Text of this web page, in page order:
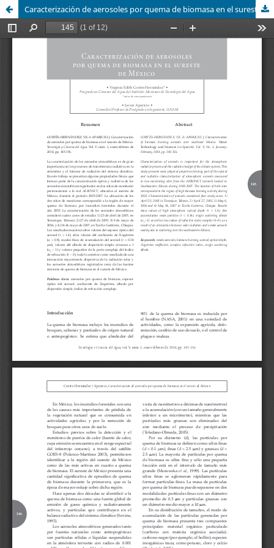
Caracterización de aerosoles por quema de biomasa en el sureste de México